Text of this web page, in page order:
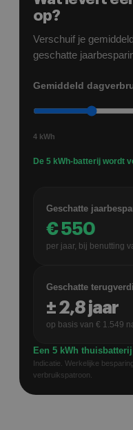
op?
Verschuif je
geschatte
Gemiddeld
4 kWh
De 5 kWh-batterij wordt
Geschatte
€550
per jaar, bij benutting
Geschatte
±2,8jaar
op basis van € 1.549
Een 5 kWh
Indicatie. Werkelijke
verbruikspatroon.